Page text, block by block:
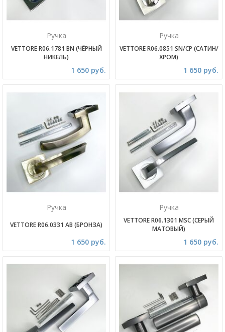
Ручка
VETTORE R06.1781 BN (ЧЁРНЫЙ
НИКЕЛЬ)
1 650 руб.
Ручка
VETTORE R06.0851 SN/CP (САТИН/
ХРОМ)
1 650 руб.
Ручка
VETTORE R06.0331 AB (БРОНЗА)
1 650 руб.
Ручка
VETTORE R06.1301 MSC (СЕРЫЙ
МАТОВЫЙ)
1 650 руб.